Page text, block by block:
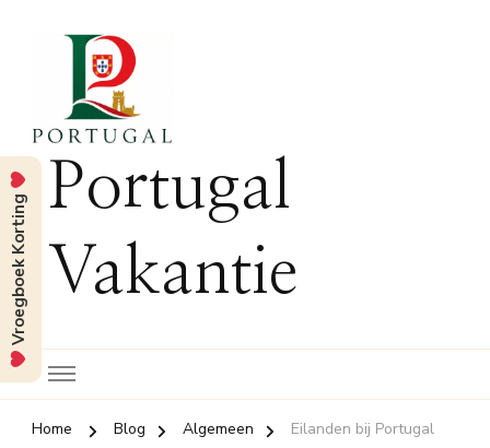
Portugal
Vakantie
Home Blog Algemeen Eilanden bij Portugal
Vroegboek Korting